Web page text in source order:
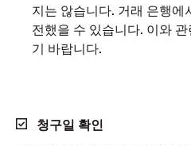
지는 않습니다. 거래 은행에
전했을 수 있습니다. 이와
기 바랍니다.
청구일 확인